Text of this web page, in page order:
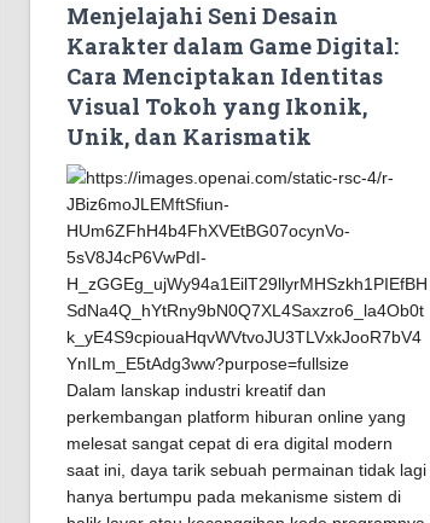
Menjelajahi Seni Desain
Karakter dalam Game Digital:
Cara Menciptakan Identitas
Visual Tokoh yang Ikonik,
Unik, dan Karismatik
Dalam lanskap industri kreatif dan
perkembangan platform hiburan online yang
melesat sangat cepat di era digital modern
saat ini, daya tarik sebuah permainan tidak lagi
hanya bertumpu pada mekanisme sistem di